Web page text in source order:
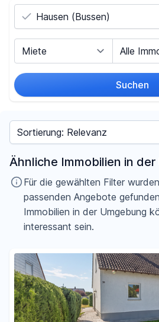
Suchen
Preis
Fläche
-
Sortieren nach
Ähnliche Immobilien in der
Für die gewählten Filter
passenden Angebote
Immobilien in der Umgebung
interessant sein.